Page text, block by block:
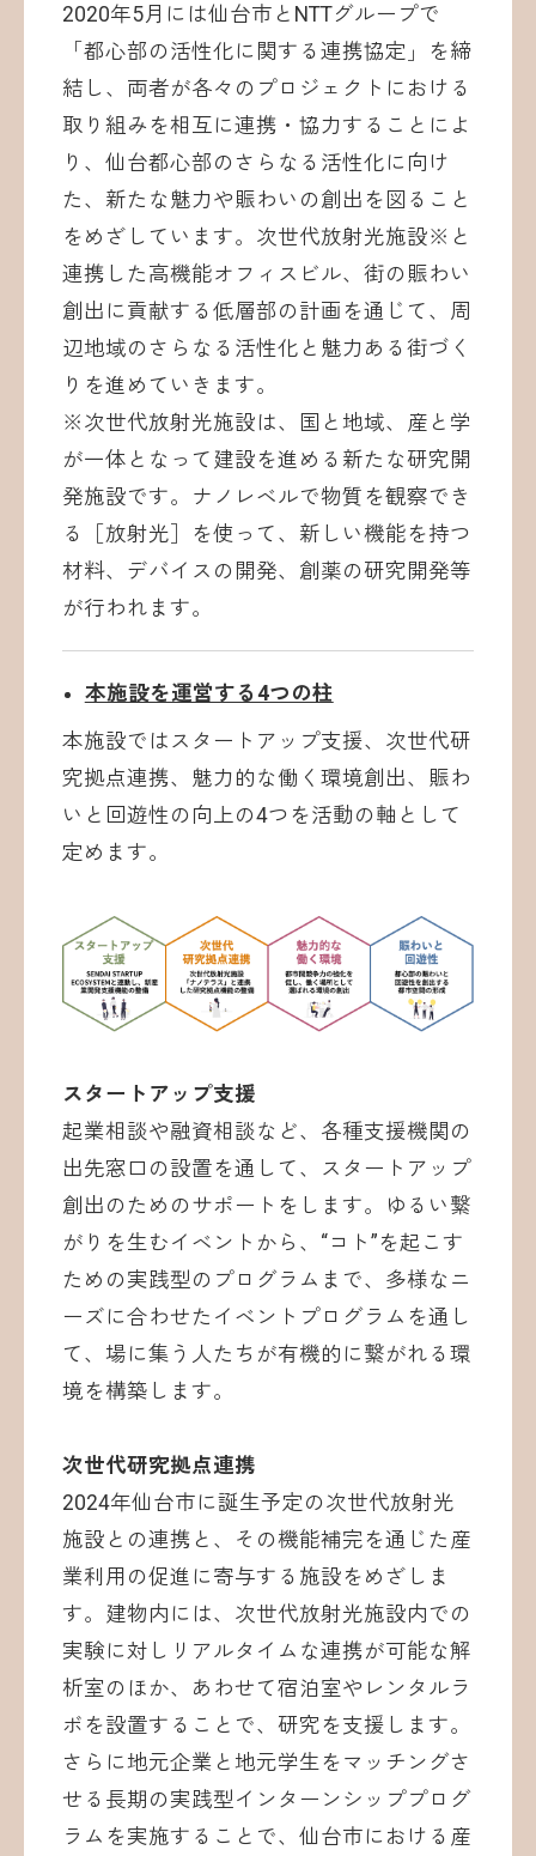
2020年5月には仙台市とNTTグループで
「都心部の活性化に関する連携協定」を締
結し、両者が各々のプロジェクトにおける
取り組みを相互に連携・協力することによ
り、仙台都心部のさらなる活性化に向け
た、新たな魅力や賑わいの創出を図ること
をめざしています。次世代放射光施設※と
連携した高機能オフィスビル、街の賑わい
創出に貢献する低層部の計画を通じて、周
辺地域のさらなる活性化と魅力ある街づく
りを進めていきます。
※次世代放射光施設は、国と地域、産と学
が一体となって建設を進める新たな研究開
発施設です。ナノレベルで物質を観察でき
る［放射光］を使って、新しい機能を持つ
材料、デバイスの開発、創薬の研究開発等
が行われます。
本施設を運営する4つの柱
本施設ではスタートアップ支援、次世代研
究拠点連携、魅力的な働く環境創出、賑わ
いと回遊性の向上の4つを活動の軸として
定めます。
スタートアップ支援
起業相談や融資相談など、各種支援機関の
出先窓口の設置を通して、スタートアップ
創出のためのサポートをします。ゆるい繋
がりを生むイベントから、“コト”を起こす
ための実践型のプログラムまで、多様なニ
ーズに合わせたイベントプログラムを通し
て、場に集う人たちが有機的に繋がれる環
境を構築します。
次世代研究拠点連携
2024年仙台市に誕生予定の次世代放射光
施設との連携と、その機能補完を通じた産
業利用の促進に寄与する施設をめざしま
す。建物内には、次世代放射光施設内での
実験に対しリアルタイムな連携が可能な解
析室のほか、あわせて宿泊室やレンタルラ
ボを設置することで、研究を支援します。
さらに地元企業と地元学生をマッチングさ
せる長期の実践型インターンシッププログ
ラムを実施することで、仙台市における産